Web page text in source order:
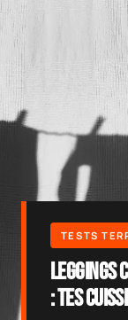
Leggings
: Tes